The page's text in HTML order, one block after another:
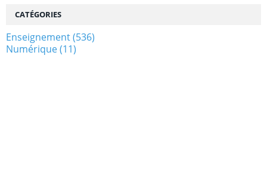
CATÉGORIES
Enseignement(536)
Numérique(11)